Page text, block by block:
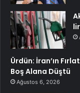
Ürdün: İran’ın
Boş Alana Düştü
Ağustos 6, 2026